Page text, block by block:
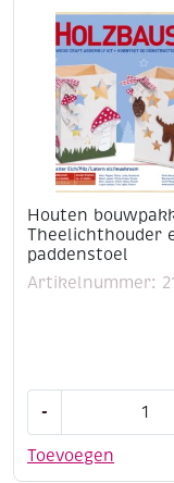
Houten
Theelichthouder
paddenstoel
Artikelnummer:
Toevoegen
-
/